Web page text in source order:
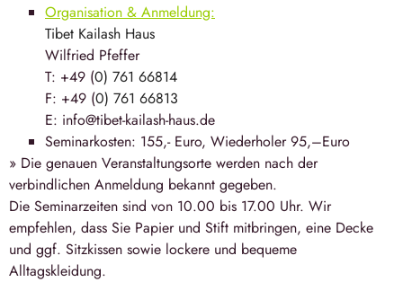
Organisation & Anmeldung:
Tibet Kailash Haus
Wilfried Pfeffer
T: +49 (0) 761 66814
F: +49 (0) 761 66813
E: info@tibet-kailash-haus.de
Seminarkosten: 155,- Euro, Wiederholer 95,–Euro
» Die genauen Veranstaltungsorte werden nach der
verbindlichen Anmeldung bekannt gegeben.
Die Seminarzeiten sind von 10.00 bis 17.00 Uhr. Wir
empfehlen, dass Sie Papier und Stift mitbringen, eine Decke
und ggf. Sitzkissen sowie lockere und bequeme
Alltagskleidung.